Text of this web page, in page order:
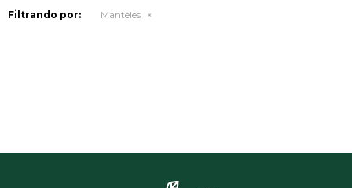
Filtrando por: Manteles